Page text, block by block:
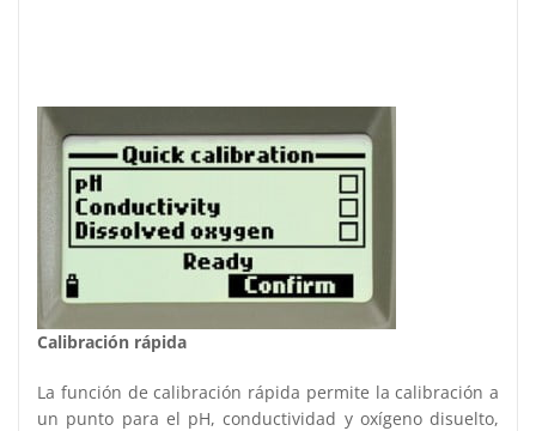
Calibración rápida
La función de calibración rápida permite la calibración a
un punto para el pH, conductividad y oxígeno disuelto,